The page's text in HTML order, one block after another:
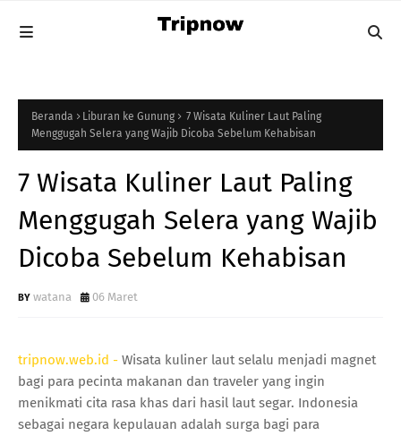
Beranda Liburan ke Gunung
7 Wisata Kuliner Laut Paling
Menggugah Selera yang Wajib Dicoba Sebelum Kehabisan
7 Wisata Kuliner Laut Paling
Menggugah Selera yang Wajib
Dicoba Sebelum Kehabisan
watana 06 Maret
tripnow.web.id - Wisata kuliner laut selalu menjadi magnet
bagi para pecinta makanan dan traveler yang ingin
menikmati cita rasa khas dari hasil laut segar. Indonesia
sebagai negara kepulauan adalah surga bagi para